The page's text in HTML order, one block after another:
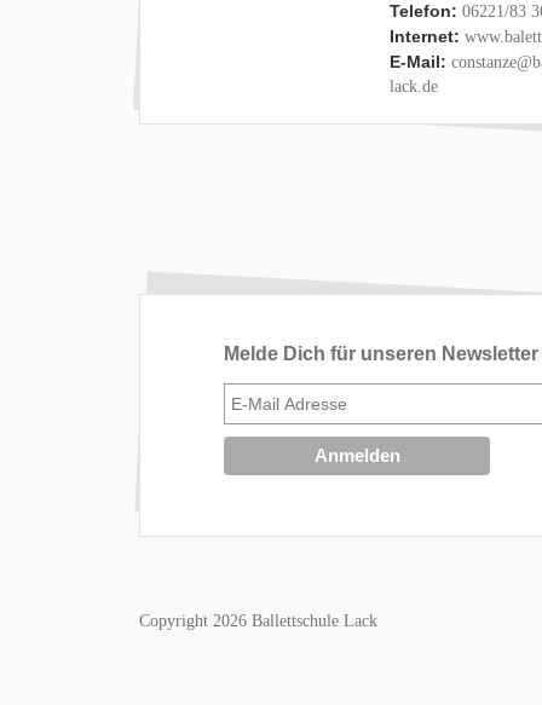
Telefon: 06221/83
Internet:
E-Mail:
lack.de
Melde Dich für unseren
Copyright 2026 Ballettschule Lack